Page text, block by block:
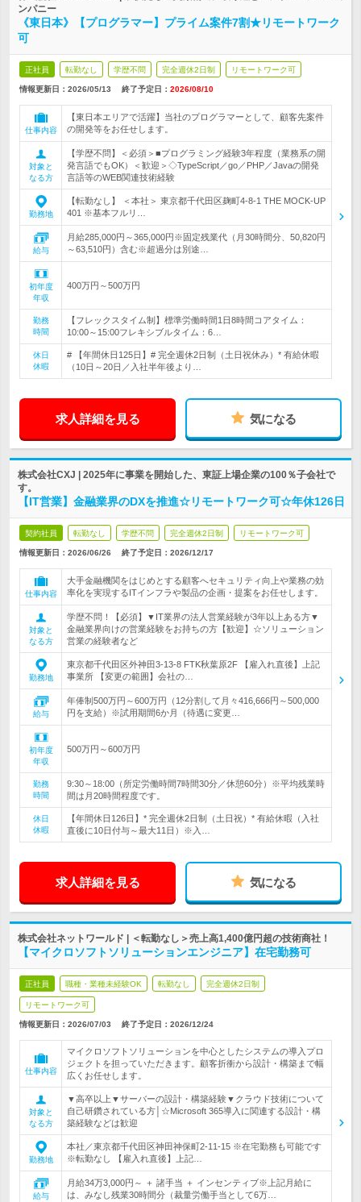
ンパニー
《東日本》【プログラマー】プライム案件7割★リモートワーク
可
正社員 転勤なし 学歴不問 完全週休2日制 リモートワーク可
情報更新日：2026/05/13 終了予定日： 2026/08/10
仕事内容
【東日本エリアで活躍】当社のプログラマーとして、顧客先案件
の開発等をお任せします。
対象と
なる方
【学歴不問】＜必須＞■プログラミング経験3年程度（業務系の開
発言語でもOK）＜歓迎＞◇TypeScript／go／PHP／Javaの開発
言語等のWEB関連技術経験
勤務地
【転勤なし】 ＜本社＞ 東京都千代田区麹町4-8-1 THE MOCK-UP
401 ※基本フルリ…
給与
月給285,000円～365,000円※固定残業代（月30時間分、50,820円
～63,510円）含む※超過分は別途…
初年度
年収
400万円～500万円
勤務
時間
【フレックスタイム制】標準労働時間1日8時間コアタイム：
10:00～15:00フレキシブルタイム：6…
休日
休暇
# 【年間休日125日】# 完全週休2日制（土日祝休み）* 有給休暇
（10日～20日／入社半年後より…
求人詳細を見る 気になる
株式会社CXJ | 2025年に事業を開始した、東証上場企業の100％子会社で
す。
【IT営業】金融業界のDXを推進☆リモートワーク可☆年休126日
契約社員 転勤なし 学歴不問 完全週休2日制 リモートワーク可
情報更新日：2026/06/26 終了予定日： 2026/12/17
仕事内容
大手金融機関をはじめとする顧客へセキュリティ向上や業務の効
率化を実現するITインフラや製品の企画・提案をお任せします。
対象と
なる方
学歴不問！【必須】▼IT業界の法人営業経験が3年以上ある方▼
金融業界向けの営業経験をお持ちの方【歓迎】☆ソリューション
営業の経験者など
勤務地
東京都千代田区外神田3-13-8 FTK秋葉原2F 【雇入れ直後】上記
事業所 【変更の範囲】会社の…
給与
年俸制500万円～600万円（12分割して月々416,666円～500,000
円を支給）※試用期間6か月（待遇に変更…
初年度
年収
500万円～600万円
勤務
時間
9:30～18:00（所定労働時間7時間30分／休憩60分）※平均残業時
間は月20時間程度です。
休日
休暇
【年間休日126日】* 完全週休2日制（土日祝）* 有給休暇（入社
直後に10日付与～最大11日）※入…
求人詳細を見る 気になる
株式会社ネットワールド | ＜転勤なし＞売上高1,400億円超の技術商社！
【マイクロソフトソリューションエンジニア】在宅勤務可
正社員 職種・業種未経験OK 転勤なし 完全週休2日制
リモートワーク可
情報更新日：2026/07/03 終了予定日： 2026/12/24
仕事内容
マイクロソフトソリューションを中心としたシステムの導入プロ
ジェクトを担っていただきます。顧客折衝から設計・構築まで幅
広くお任せします。
対象と
なる方
▼高卒以上▼サーバーの設計・構築経験▼クラウド技術について
自己研鑽されている方│☆Microsoft 365導入に関連する設計・構
築経験などは歓迎
勤務地
本社／東京都千代田区神田神保町2-11-15 ※在宅勤務も可能です
※転勤なし 【雇入れ直後】上記…
給与
月給34万3,000円～ ＋ 諸手当 ＋ インセンティブ※上記月給に
は、みなし残業30時間分（裁量労働手当として6万…